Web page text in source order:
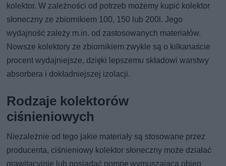
kolektor. W zależności od potrzeb możemy kupić kolektor
słoneczny ze zbiornikiem 100, 150 lub 200l. Jego
wydajność zależy m.in. od zastosowanych materiałów.
Nowsze kolektory ze zbiornikiem zwykle są o kilkanaście
procent wydajniejsze, dzięki lepszemu składowi warstwy
absorbera i dokładniejszej izolacji.
Rodzaje kolektorów
ciśnieniowych
Niezależnie od tego jakie materiały są stosowane przez
producenta, ciśnieniowy kolektor słoneczny może działać
grawitacyjnie lub posiadać pompę wymuszającą obieg